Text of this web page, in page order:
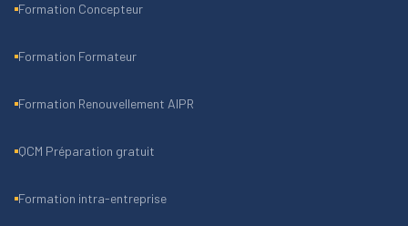
Formation Concepteur
Formation Formateur
Formation Renouvellement AIPR
QCM Préparation gratuit
Formation intra-entreprise